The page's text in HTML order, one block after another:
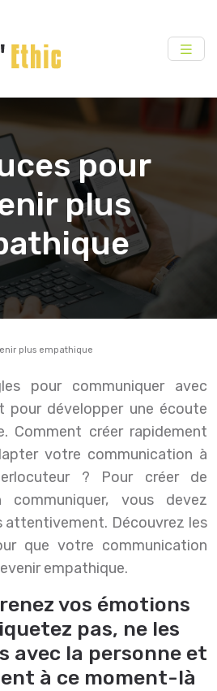
pour
plus
plus empathique
pour développer une écoute
Comment créer rapidement
votre communication à
? Pour créer de
communiquer, vous devez
attentivement. Découvrez les
que votre communication
empathique.
vos émotions
pas, ne les
avec la personne et
à ce moment-là